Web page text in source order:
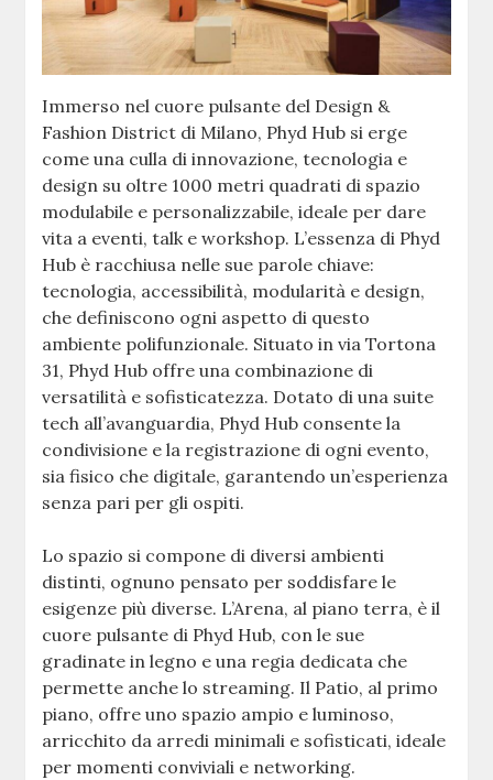
Immerso nel cuore pulsante del Design &
Fashion District di Milano, Phyd Hub si erge
come una culla di innovazione, tecnologia e
design su oltre 1000 metri quadrati di spazio
modulabile e personalizzabile, ideale per dare
vita a eventi, talk e workshop. L’essenza di Phyd
Hub è racchiusa nelle sue parole chiave:
tecnologia, accessibilità, modularità e design,
che definiscono ogni aspetto di questo
ambiente polifunzionale. Situato in via Tortona
31, Phyd Hub offre una combinazione di
versatilità e sofisticatezza. Dotato di una suite
tech all’avanguardia, Phyd Hub consente la
condivisione e la registrazione di ogni evento,
sia fisico che digitale, garantendo un’esperienza
senza pari per gli ospiti.
Lo spazio si compone di diversi ambienti
distinti, ognuno pensato per soddisfare le
esigenze più diverse. L’Arena, al piano terra, è il
cuore pulsante di Phyd Hub, con le sue
gradinate in legno e una regia dedicata che
permette anche lo streaming. Il Patio, al primo
piano, offre uno spazio ampio e luminoso,
arricchito da arredi minimali e sofisticati, ideale
per momenti conviviali e networking.